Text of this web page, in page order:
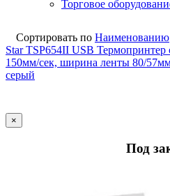
Торговое
Сортировать по Наименованию
Star ТSP654II USB Термопринтер
150мм/сек, ширина ленты 80/
серый
×
Под